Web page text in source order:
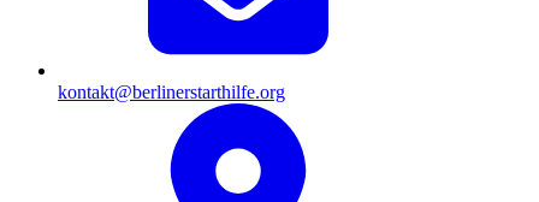
kontakt@berlinerstarthilfe.org